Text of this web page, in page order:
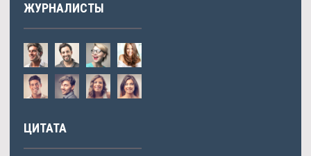
ЖУРНАЛИСТЫ
ЦИТАТА